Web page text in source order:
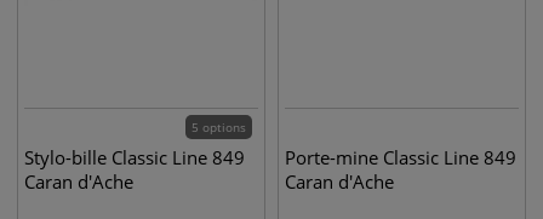
5 options
Stylo-bille Classic Line 849
Caran d'Ache
Porte-mine Classic Line 849
Caran d'Ache